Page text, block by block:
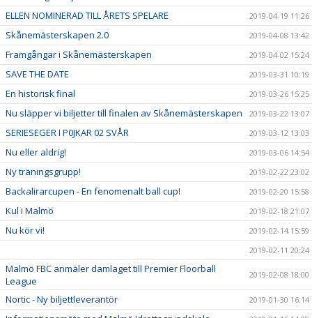
ELLEN NOMINERAD TILL ÅRETS SPELARE 2019-04-19 11:26
Skånemästerskapen 2.0 2019-04-08 13:42
Framgångar i Skånemästerskapen 2019-04-02 15:24
SAVE THE DATE 2019-03-31 10:19
En historisk final 2019-03-26 15:25
Nu släpper vi biljetter till finalen av Skånemästerskapen 2019-03-22 13:07
SERIESEGER I P0JKAR 02 SVÅR 2019-03-12 13:03
Nu eller aldrig! 2019-03-06 14:54
Ny träningsgrupp! 2019-02-22 23:02
Backalirarcupen - En fenomenalt ball cup! 2019-02-20 15:58
Kul i Malmö 2019-02-18 21:07
Nu kör vi!
2019-02-14 15:59
2019-02-11 20:24
Malmö FBC anmäler damlaget till Premier Floorball
League
2019-02-08 18:00
Nortic - Ny biljettleverantör 2019-01-30 16:14